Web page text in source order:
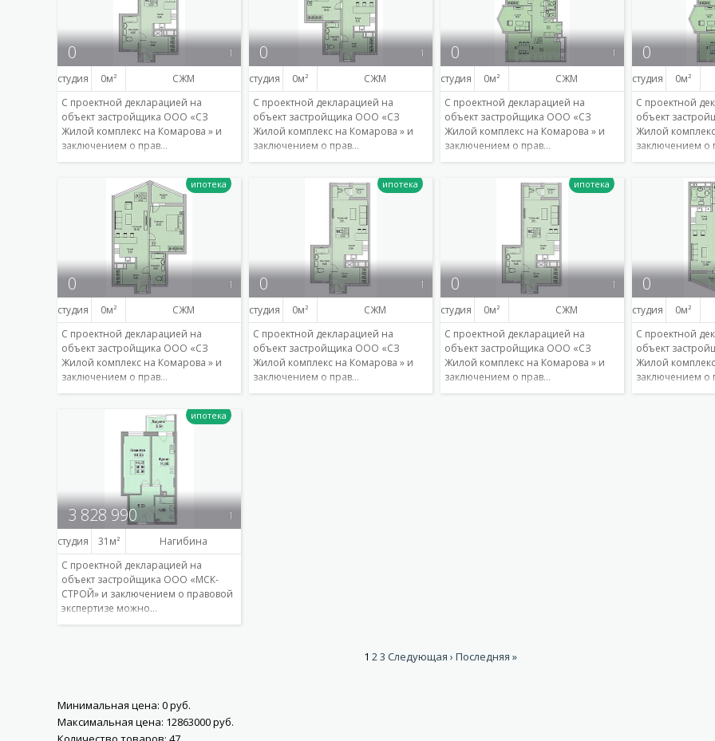
0 1
студия 0
СЖМ
С проектной декларацией на
объект застройщика ООО «СЗ
Жилой комплекс на Комарова » и
заключением о прав…
Подробнее
0 1
студия 0
СЖМ
С проектной декларацией на
объект застройщика ООО «СЗ
Жилой комплекс на Комарова » и
заключением о прав…
Подробнее
0 1
студия 0
СЖМ
С проектной декларацией на
объект застройщика ООО «СЗ
Жилой комплекс на Комарова » и
заключением о прав…
Подробнее
0
студия 0
С проектной
объект
Жилой
заключением о
0 1
студия 0
СЖМ
С проектной декларацией на
объект застройщика ООО «СЗ
Жилой комплекс на Комарова » и
заключением о прав…
Подробнее
0 1
студия 0
СЖМ
С проектной декларацией на
объект застройщика ООО «СЗ
Жилой комплекс на Комарова » и
заключением о прав…
0 1
студия 0
СЖМ
С проектной декларацией на
объект застройщика ООО «СЗ
Жилой комплекс на Комарова » и
заключением о прав…
0
студия 0
С проектной
объект
Жилой
заключением о
3 828 990 1
студия 31
Нагибина
С проектной декларацией на
объект застройщика ООО «МСК-
СТРОЙ» и заключением о правовой
экспертизе можно…
1 23 Следующая › Последняя »
Минимальная цена: 0руб.
Максимальная цена: 12863000руб.